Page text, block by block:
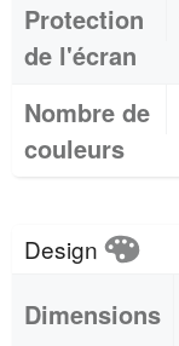
Protection
de l'écran
Nombre de
couleurs
Design
Dimensions